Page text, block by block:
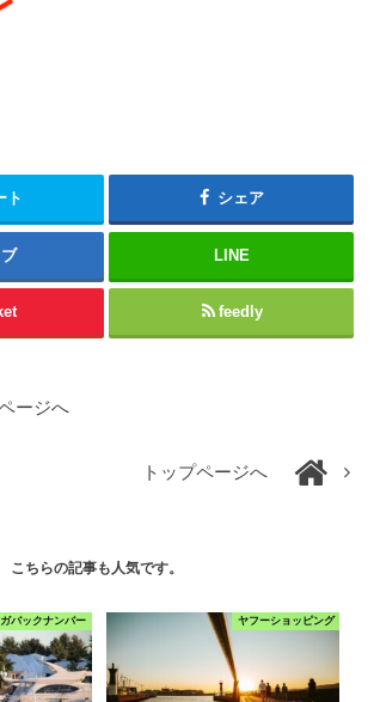
ト シェア
LINE
feedly
ージへ
トップページへ
こちらの記事も人気です。
バックナンバー ヤフーショッピング